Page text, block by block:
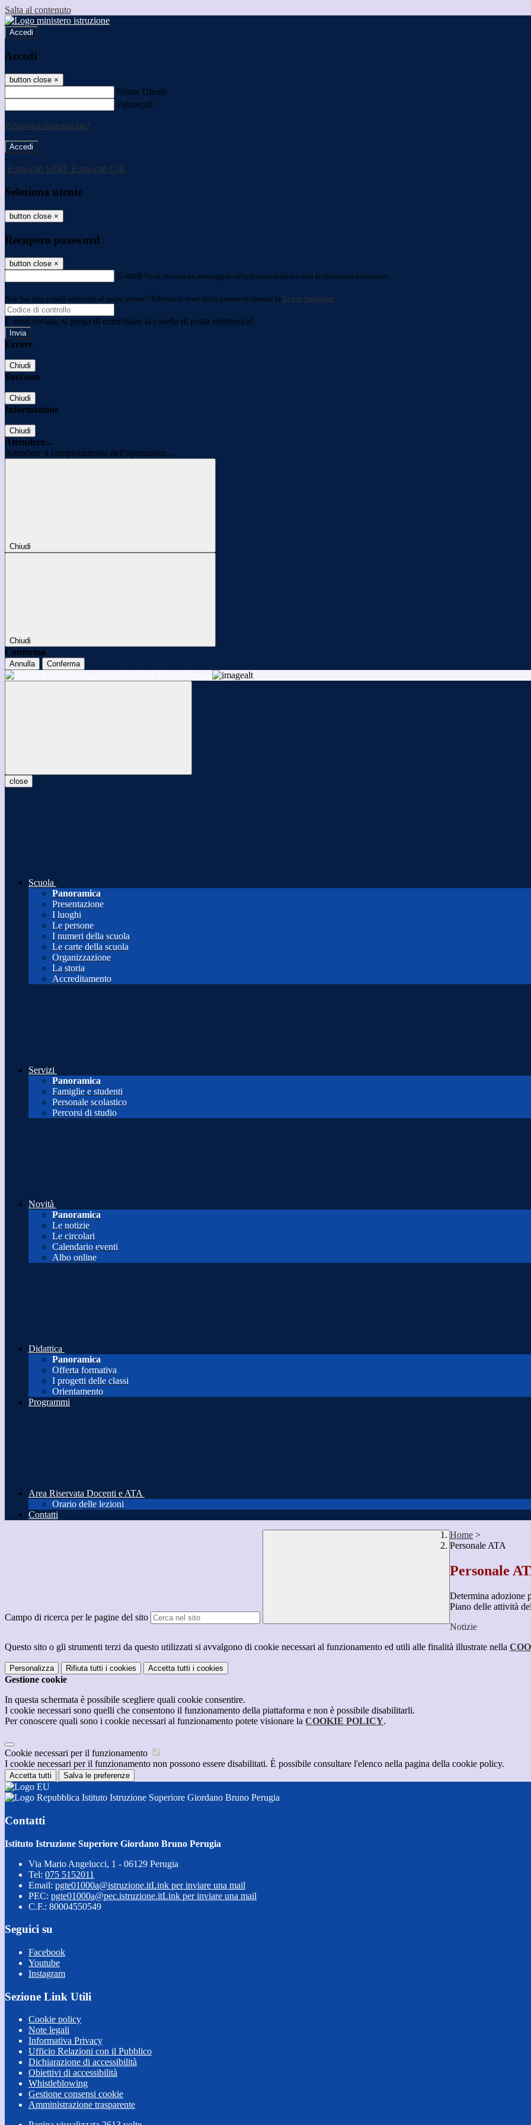
Salta al contenuto
Accedi
Accedi
button close ×
Nome Utente
Password
Password dimenticata?
-
Entra con SPID Entra con CIE
Seleziona utente
button close ×
Recupero password
button close ×
E-mail Verrà inviato un messaggio all'indirizzo indicato con le istruzioni necessarie.
Non hai una e-mail associata al nome utente? Effettua il reset della password tramite la Login Spaggiari
E-mail inviata, si prega di controllare la casella di posta elettronica!
Errore
Chiudi
Successo
Chiudi
Informazione
Chiudi
Attendere...
Attendere il completamento dell'operazione...
Chiudi
Chiudi
Conferma
Annulla Conferma
close
Scuola
Panoramica
Presentazione
I luoghi
Le persone
I numeri della scuola
Le carte della scuola
Organizzazione
La storia
Accreditamento
Servizi
Panoramica
Famiglie e studenti
Personale scolastico
Percorsi di studio
Novità
Panoramica
Le notizie
Le circolari
Calendario eventi
Albo online
Didattica
Panoramica
Offerta formativa
I progetti delle classi
Orientamento
Programmi
Area Riservata Docenti e ATA
Orario delle lezioni
Contatti
Campo di ricerca per le pagine del sito
Home >
Personale ATA
Personale
Determina adozione
Piano delle attività
Notizie
Questo sito o gli strumenti terzi da questo utilizzati si avvalgono di cookie necessari al funzionamento ed utili alle finalità illustrate nella
Personalizza Rifiuta tutti i cookies Accetta tutti i cookies
Gestione cookie
In questa schermata è possibile scegliere quali cookie consentire.
I cookie necessari sono quelli che consentono il funzionamento della piattaforma e non è possibile disabilitarli.
Per conoscere quali sono i cookie necessari al funzionamento potete visionare la COOKIE POLICY.
Cookie necessari per il funzionamento
I cookie necessari per il funzionamento non possono essere disabilitati. È possibile consultare l'elenco nella pagina della cookie policy.
Accetta tutti Salva le preferenze
Istituto Istruzione Superiore Giordano Bruno Perugia
Contatti
Istituto Istruzione Superiore Giordano Bruno Perugia
Via Mario Angelucci, 1 - 06129 Perugia
Tel: 075 5152011
Email: pgte01000a@istruzione.itLink per inviare una mail
PEC: pgte01000a@pec.istruzione.itLink per inviare una mail
C.F.: 80004550549
Seguici su
Facebook
Youtube
Instagram
Sezione Link Utili
Cookie policy
Note legali
Informativa Privacy
Ufficio Relazioni con il Pubblico
Dichiarazione di accessibilità
Obiettivi di accessibilità
Whistleblowing
Gestione consensi cookie
Amministrazione trasparente